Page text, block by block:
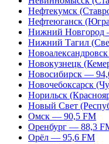
Нефтекумск
Нефтеюганск
Нижний Новгород
Нижний Тагил
Новокузнецк
Новосибирск —
Новочебоксарск
Норильск
Новый Свет
Омск — 90,5 FM
Оренбург — 88,3
Орёл — 95,6 FM